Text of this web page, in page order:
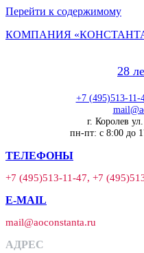
Перейти к содержимому
КОМПАНИЯ
28
+7 (495)513-11-
г. Королев
пн-пт: с 8:00 до
ТЕЛЕФОНЫ
+7 (495)513-11-47, +7
E-MAIL
mail@aoconstanta.ru
АДРЕС